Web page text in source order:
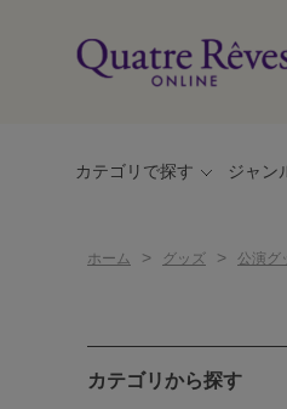
カテゴリで探す ジャン
ホーム > グッズ > 公演グ
カテゴリから探す